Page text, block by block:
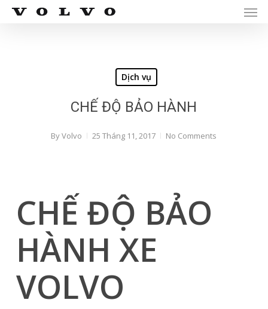
Skip
Dịch vụ
CHẾ ĐỘ BẢO HÀNH
ByVolvo 25 Tháng 11, 2017 No Comments
CHẾ ĐỘ BẢO
HÀNH XE
VOLVO
Menu